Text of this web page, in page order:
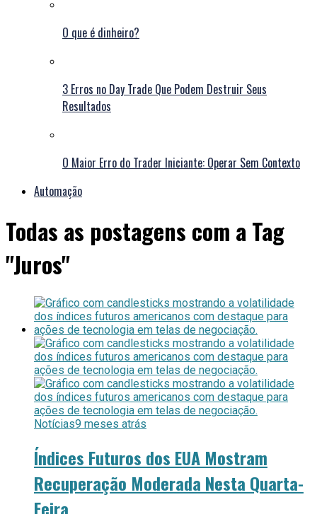
O que é dinheiro?
3 Erros no Day Trade Que Podem Destruir Seus
Resultados
O Maior Erro do Trader Iniciante: Operar Sem Contexto
Automação
Todas as postagens com a Tag
"Juros"
Notícias9 meses atrás
Índices Futuros dos EUA Mostram
Recuperação Moderada Nesta Quarta-
Feira